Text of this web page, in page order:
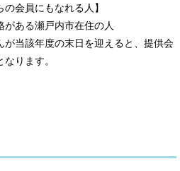
の会員にもなれる人】
ある瀬戸内市在住の人
該年度の末日を迎えると、提供会
ります。